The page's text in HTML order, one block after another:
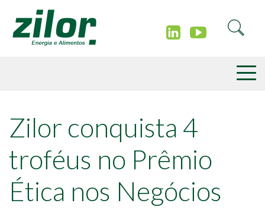
Zilor conquista 4
troféus no Prêmio
Ética nos Negócios